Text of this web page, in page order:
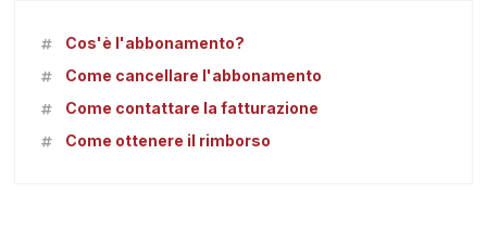
Cos'è l'abbonamento?
Come cancellare l'abbonamento
Come contattare la fatturazione
Come ottenere il rimborso